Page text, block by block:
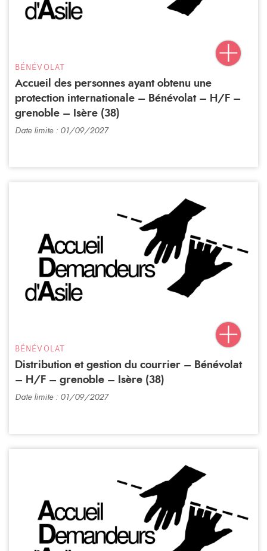
BÉNÉVOLAT
Accueil des personnes ayant obtenu une
protection internationale – Bénévolat – H/F –
grenoble – Isère (38)
Date limite : 01/09/2027
BÉNÉVOLAT
Distribution et gestion du courrier – Bénévolat
– H/F – grenoble – Isère (38)
Date limite : 01/09/2027